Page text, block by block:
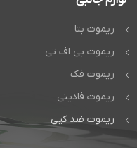
شما هم به جمع مشتریان راضی
تماس مستقیم و سریع با مدیریت
شعبه غرب برای مشاوره جک
فادینی با سایر جک ها
ریموت بتا
ریموت بی اف تی
ریموت فک
ریموت فادینی
ریموت ضد کپی